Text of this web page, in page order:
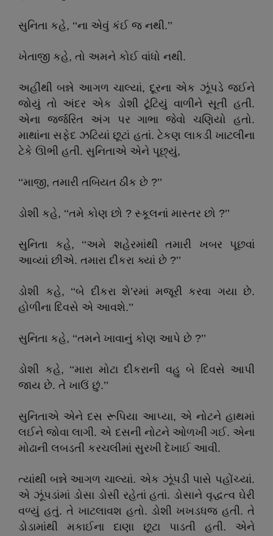
સુનિતા કહે, ‘‘ના એવું કંઈ જ નથી.’’
ખેતાજી કહે, તો અમને કોઈ વાંધો નથી.
અહીંથી બન્ને આગળ ચાલ્યાં, દૂરના એક ઝૂંપડે જઈને
જોયું તો અંદર એક ડોશી ટૂંટિયું વાળીને સૂતી હતી.
એના જર્જરિત અંગ પર ગાભા જેવો ચણિયો હતો.
માથાંના સફેદ ઝટિયાં છૂટાં હતાં. ટેકણ લાકડી ખાટલીના
ટેકે ઊભી હતી. સુનિતાએ એને પૂછ્યું,
‘‘માજી, તમારી તબિયત ઠીક છે ?’’
ડોશી કહે, ‘‘તમે કોણ છો ? સ્કૂલનાં માસ્તર છો ?’’
સુનિતા કહે, ‘‘અમે શહેરમાંથી તમારી ખબર પૂછવાં
આવ્યાં છીએ. તમારા દીકરા ક્યાં છે ?’’
ડોશી કહે, ‘‘બે દીકરા શે’રમાં મજૂરી કરવા ગયા છે.
હોળીના દિવસે એ આવશે.’’
સુનિતા કહે, ‘‘તમને ખાવાનું કોણ આપે છે ?’’
ડોશી કહે, ‘‘મારા મોટા દીકરાની વહુ બે દિવસે આપી
જાય છે. તે ખાઉં છું.’’
સુનિતાએ એને દસ રૂપિયા આપ્યા, એ નોટને હાથમાં
લઈને જોવા લાગી. એ દસની નોટને ઓળખી ગઈ. એના
મોઢાની લબડતી કરચલીમાં સુરખી દેખાઈ આવી.
ત્યાંથી બન્ને આગળ ચાલ્યાં. એક ઝૂંપડી પાસે પહોંચ્યાં.
એ ઝૂંપડાંમાં ડોસા ડોસી રહેતાં હતાં. ડોસાને વૃદ્ધત્વ ઘેરી
વળ્યું હતું. તે ખાટલાવશ હતો. ડોશી ખખડધજ હતી. તે
ડોડામાંથી મકાઈના દાણા છૂટા પાડતી હતી. એને